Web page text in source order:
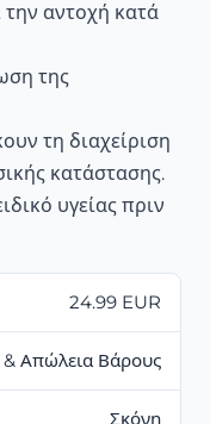
την αντοχή κατά
της
τη διαχείριση
κατάστασης.
υγείας πριν
24.99 EUR
& Απώλεια Βάρους
Σκόνη